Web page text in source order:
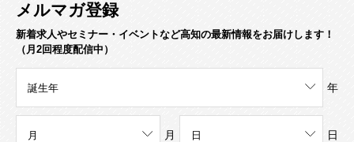
メルマガ登録
新着求人やセミナー・イベントなど高知の最新情報をお届けします！
（月2回程度配信中）
年
月 日